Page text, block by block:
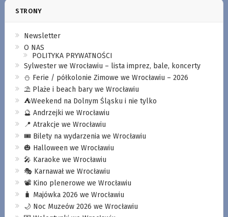
STRONY
Newsletter
O NAS
POLITYKA PRYWATNOŚCI
Sylwester we Wrocławiu – lista imprez, bale, koncerty
⛄️ Ferie / półkolonie Zimowe we Wrocławiu – 2026
⛱️ Plaże i beach bary we Wrocławiu
⛺️Weekend na Dolnym Śląsku i nie tylko
🔮 Andrzejki we Wrocławiu
📍 Atrakcje we Wrocławiu
🎟️ Bilety na wydarzenia we Wrocławiu
🎃 Halloween we Wrocławiu
🎤 Karaoke we Wrocławiu
🎭 Karnawał we Wrocławiu
📽️ Kino plenerowe we Wrocławiu
🧳 Majówka 2026 we Wrocławiu
🌙 Noc Muzeów 2026 we Wrocławiu